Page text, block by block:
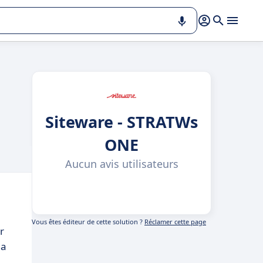
Siteware - STRATWs
ONE
Aucun avis utilisateurs
Vous êtes éditeur de cette solution ? Réclamer cette page